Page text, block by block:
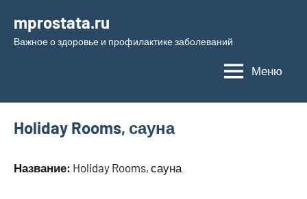
содержимому
mprostata.ru
Важное о здоровье и профилактике заболеваний
Меню
Holiday Rooms, сауна
Название: Holiday Rooms, сауна